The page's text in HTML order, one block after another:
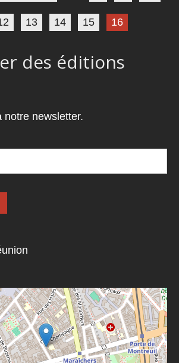
13 14 15 16
des éditions
notre newsletter.